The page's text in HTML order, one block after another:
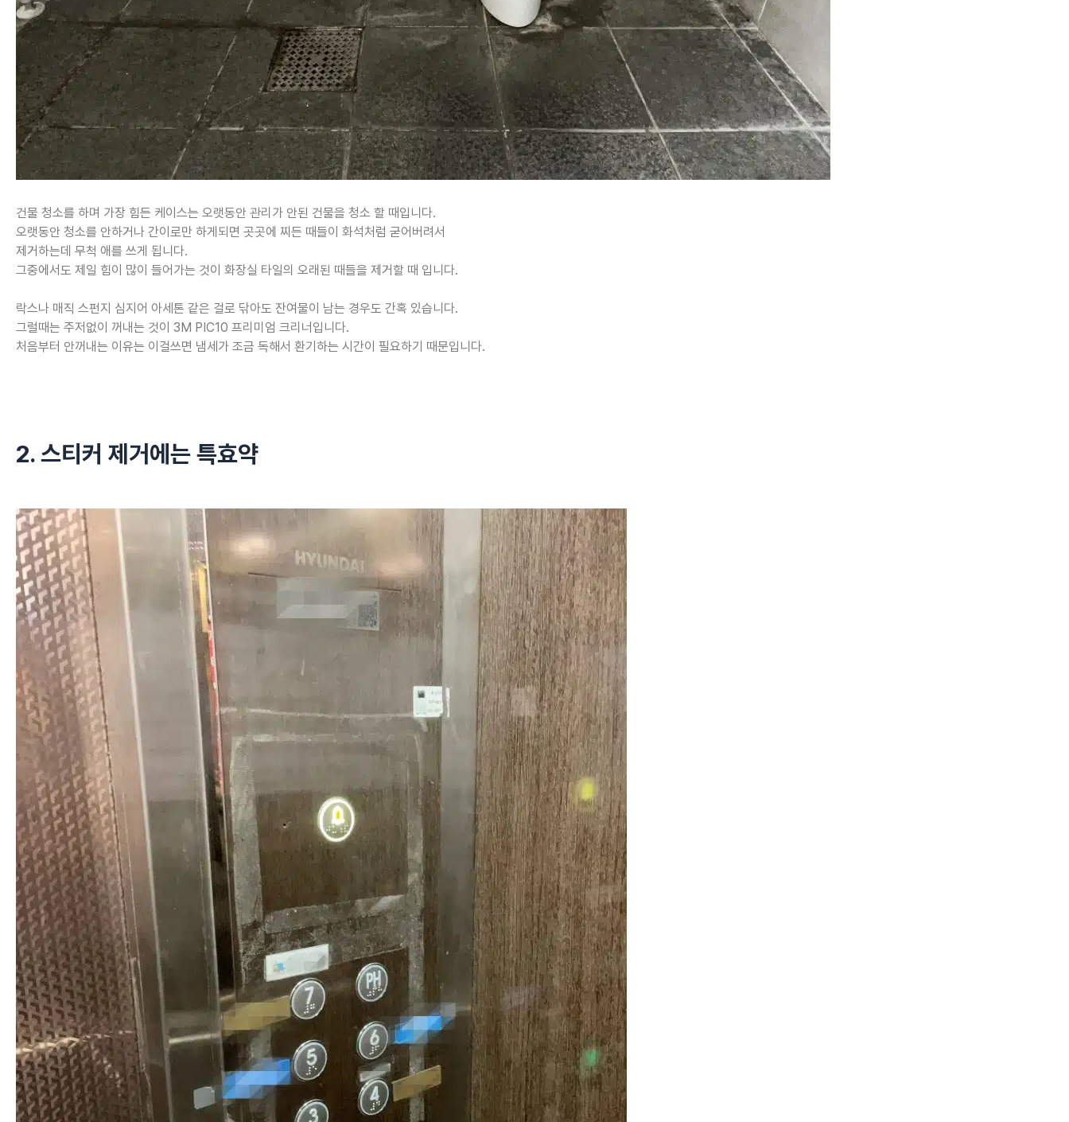
건물 청소를 하며 가장 힘든 케이스는 오랫동안 관리가 안된 건물을 청소 할 때입니다.
오랫동안 청소를 안하거나 간이로만 하게되면 곳곳에 찌든 때들이 화석처럼 굳어버려서
제거하는데 무척 애를 쓰게 됩니다.
그중에서도 제일 힘이 많이 들어가는 것이 화장실 타일의 오래된 때들을 제거할 때 입니다.
락스나 매직 스펀지 심지어 아세톤 같은 걸로 닦아도 잔여물이 남는 경우도 간혹 있습니다.
그럴때는 주저없이 꺼내는 것이 3M PIC10 프리미엄 크리너입니다.
처음부터 안꺼내는 이유는 이걸쓰면 냄세가 조금 독해서 환기하는 시간이 필요하기 때문입니다.
2. 스티커 제거에는 특효약